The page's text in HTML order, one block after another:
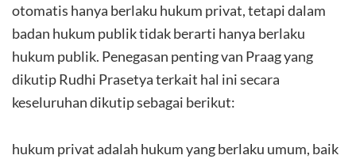
otomatis hanya berlaku hukum privat, tetapi dalam
badan hukum publik tidak berarti hanya berlaku
hukum publik. Penegasan penting van Praag yang
dikutip Rudhi Prasetya terkait hal ini secara
keseluruhan dikutip sebagai berikut:
hukum privat adalah hukum yang berlaku umum, baik